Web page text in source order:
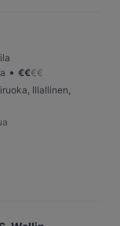
• €€€€
Illallinen,